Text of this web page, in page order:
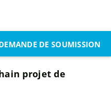
projet de
DE SOUMISSION